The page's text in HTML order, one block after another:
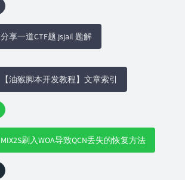
分享一道CTF题 jsjail 题解
【油猴脚本开发教程】文章索引
MIX2S刷入WOA导致QCN丢失的恢复方法